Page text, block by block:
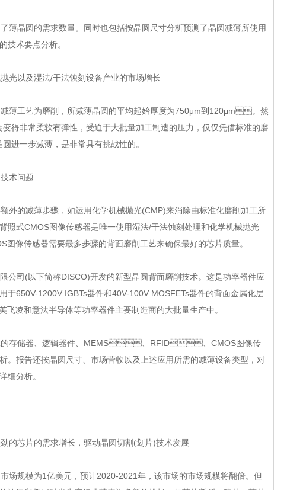
晶圆的需求数量。同时也包括按晶圆尺寸分析预测了晶圆减薄所使用
术要点分析。
抛光以及湿法/干法蚀刻设备产业的市场增长
减薄工艺为磨削，所减薄晶圆的平均起始厚度为750μm到120μm。然
得非常柔软有弹性，受迫于大批量加工制造的压力，仅仅凭借标准的磨
步减薄，是非常具有挑战性的。
术问题
的减薄步骤，如运用化学机械抛光(CMP)来消除由标准化磨削加工所
背照式CMOS图像传感器是唯一使用湿法/干法蚀刻处理和化学机械抛光
图像传感器需要最多步骤的背面磨削工艺来确保最好的芯片质量。
司(以下简称DISCO)开发的新型晶圆背面磨削技术。这是功率器件应
用于650V-1200V IGBTs器件和40V-100V MOSFETs器件的背面金属化层
飞凌和意法半导体等功率器件主要制造商的大批量生产中。
存储器、逻辑器件、MEMS、RFID、CMOS图像传
。报告还按晶圆尺寸、市场营收以及上述应用所需的减薄设备类型，对
析。
芯片的需求增长，驱动晶圆切割(划片)技术发展
规模为1亿美元，预计2020-2021年，该市场的市场规模将翻倍。但